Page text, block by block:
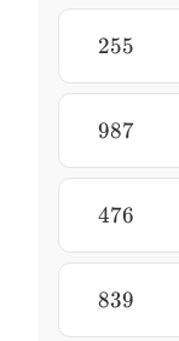
255
255
987
987
476
476
839
839